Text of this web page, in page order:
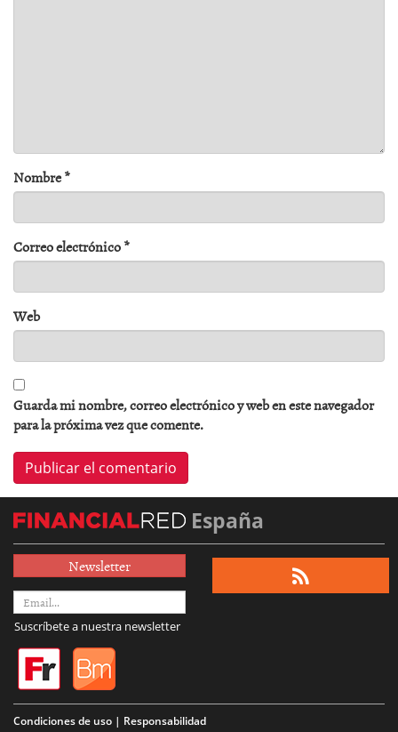
Nombre*
Correo electrónico*
Web
Guarda mi nombre, correo electrónico y web en este navegador
para la próxima vez que comente.
España
Newsletter
Suscríbete a nuestra newsletter
Condiciones de uso | Responsabilidad